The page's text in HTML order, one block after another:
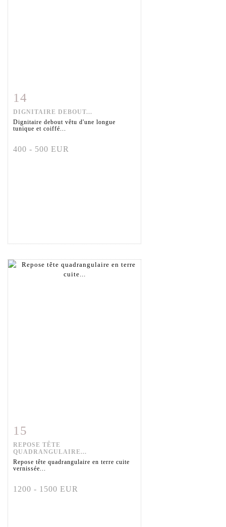
14
DIGNITAIRE DEBOUT...
Dignitaire debout vêtu d'une longue
tunique et coiffé...
400 - 500 EUR
15
REPOSE TÊTE
QUADRANGULAIRE...
Repose tête quadrangulaire en terre cuite
vernissée...
1200 - 1500 EUR